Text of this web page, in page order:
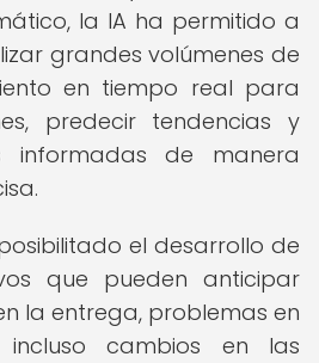
la IA ha permitido a
grandes volúmenes de
en tiempo real para
predecir tendencias y
informadas de manera
el desarrollo de
que pueden anticipar
la entrega, problemas en
cambios en las